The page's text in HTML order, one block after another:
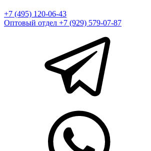
+7 (495) 120-06-43
Оптовый отдел +7 (929) 579-07-87